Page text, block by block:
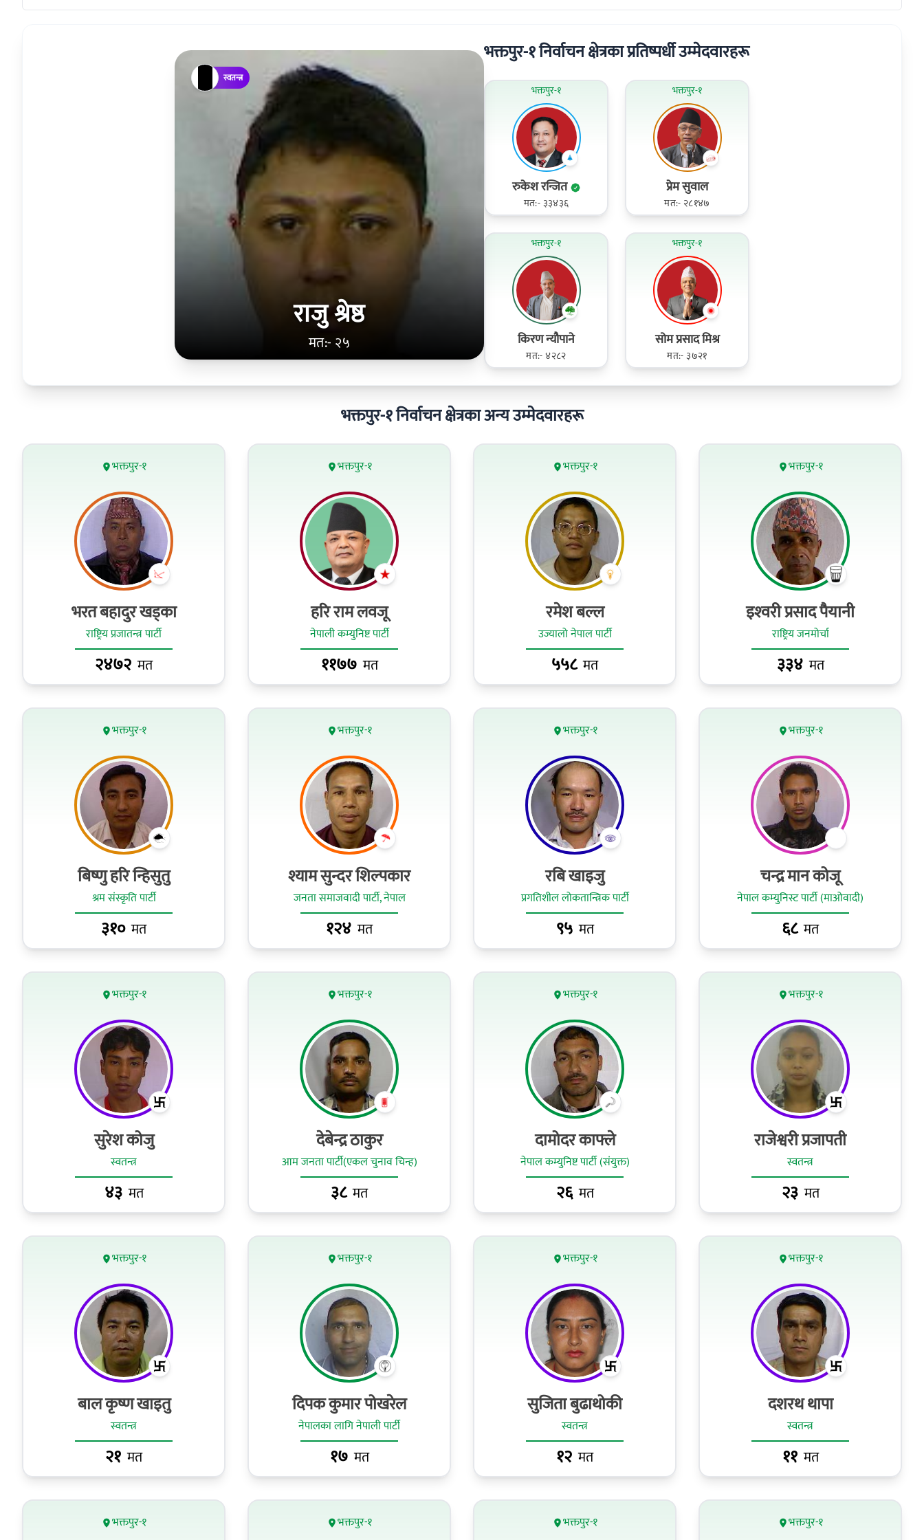
राजु श्रेष्ठ
मत:- २५
स्वतन्त्र
भक्तपुर-१ निर्वाचन क्षेत्रका प्रतिष्पर्धी उम्मेदवारहरू
भक्तपुर-१
रुकेश रन्जित
मत:- ३३४३६
भक्तपुर-१
प्रेम सुवाल
मत:- २८१४७
भक्तपुर-१
किरण न्यौपाने
मत:- ४२८२
भक्तपुर-१
सोम प्रसाद मिश्र
मत:- ३७२१
भक्तपुर-१ निर्वाचन क्षेत्रका अन्य उम्मेदवारहरू
भक्तपुर-१
भरत बहादुर खड्का
राष्ट्रिय प्रजातन्त्र पार्टी
२४७२ मत
भक्तपुर-१
हरि राम लवजू
नेपाली कम्युनिष्ट पार्टी
११७७ मत
भक्तपुर-१
रमेश बल्ल
उज्यालो नेपाल पार्टी
५५८ मत
भक्तपुर-१
इश्‍वरी प्रसाद पैयानी
राष्ट्रिय जनमोर्चा
३३४ मत
भक्तपुर-१
बिष्णु हरि न्हिसुतु
श्रम संस्कृति पार्टी
३१० मत
भक्तपुर-१
श्याम सुन्दर शिल्पकार
जनता समाजवादी पार्टी, नेपाल
१२४ मत
भक्तपुर-१
रबि खाइजु
प्रगतिशील लोकतान्त्रिक पार्टी
९५ मत
भक्तपुर-१
चन्द्र मान कोजू
नेपाल कम्युनिस्ट पार्टी (माओवादी)
६८ मत
भक्तपुर-१
सुरेश कोजु
स्वतन्त्र
४३ मत
भक्तपुर-१
देबेन्द्र ठाकुर
आम जनता पार्टी(एकल चुनाव चिन्ह)
३८ मत
भक्तपुर-१
दामोदर काफ्ले
नेपाल कम्युनिष्ट पार्टी (संयुक्त)
२६ मत
भक्तपुर-१
राजेश्वरी प्रजापती
स्वतन्त्र
२३ मत
भक्तपुर-१
बाल कृष्ण खाइतु
स्वतन्त्र
२१ मत
भक्तपुर-१
दिपक कुमार पोखरेल
नेपालका लागि नेपाली पार्टी
१७ मत
भक्तपुर-१
सुजिता बुढाथोकी
स्वतन्त्र
१२ मत
भक्तपुर-१
दशरथ थापा
स्वतन्त्र
११ मत
भक्तपुर-१ भक्तपुर-१ भक्तपुर-१ भक्तपुर-१